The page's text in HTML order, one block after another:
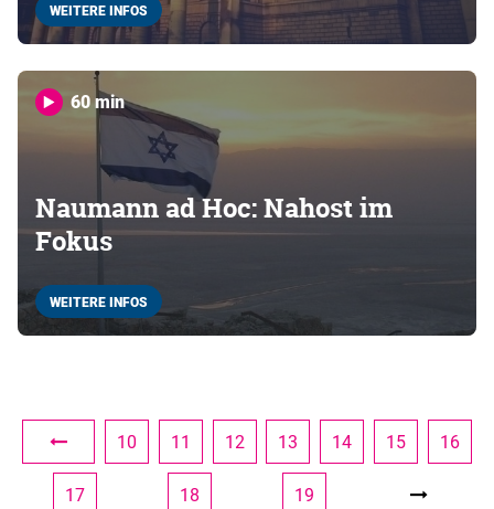
WEITERE INFOS
60 min
Naumann ad Hoc: Nahost im
Fokus
WEITERE INFOS
10 11 12 13 14 15 16
17 18 19